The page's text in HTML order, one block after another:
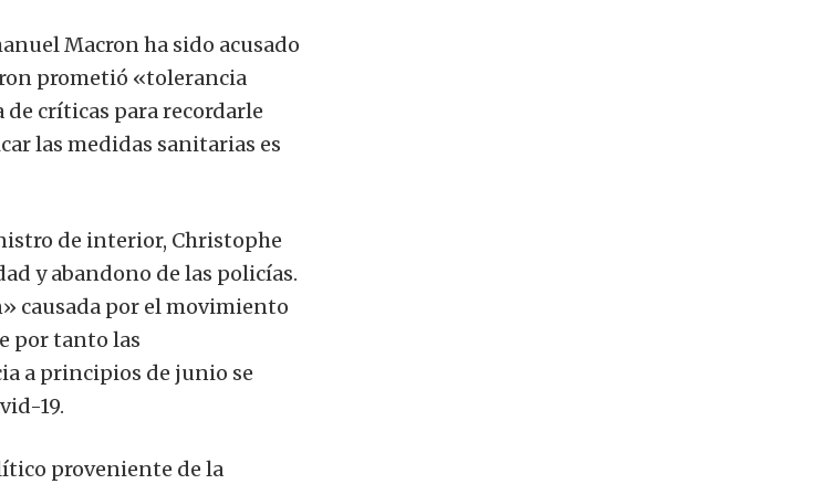
Macron ha sido acusado
prometió «tolerancia
críticas para recordarle
las medidas sanitarias es
de interior, Christophe
y abandono de las policías.
causada por el movimiento
por tanto las
a principios de junio se
19.
proveniente de la